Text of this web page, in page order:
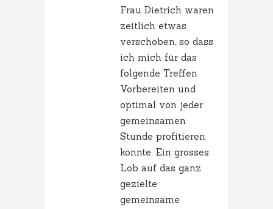
Frau Dietrich waren
zeitlich etwas
verschoben, so dass
ich mich für das
folgende Treffen
Vorbereiten und
optimal von jeder
gemeinsamen
Stunde profitieren
konnte. Ein grosses
Lob auf das ganz
gezielte
gemeinsame